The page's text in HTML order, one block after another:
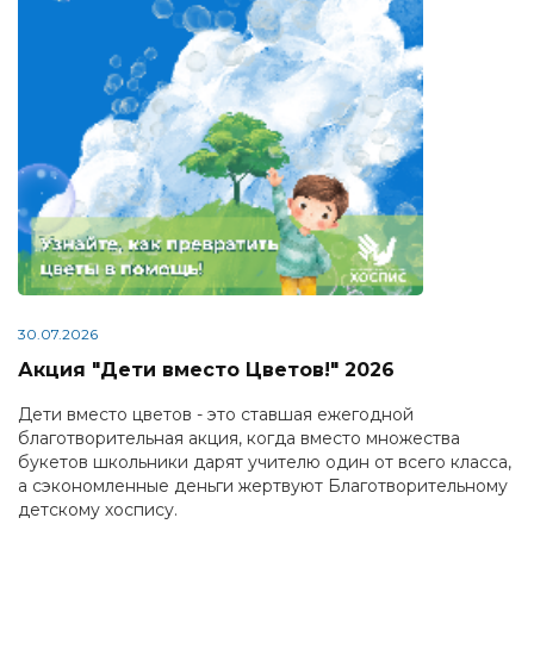
30.07.2026
Акция "Дети вместо Цветов!" 2026
Дети вместо цветов - это ставшая ежегодной
благотворительная акция, когда вместо множества
букетов школьники дарят учителю один от всего класса,
а сэкономленные деньги жертвуют Благотворительному
детскому хоспису.